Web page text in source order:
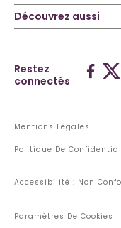
Découvrez aussi
Restez
connectés
Mentions Légales
Politique De
Accessibilité : Non
Paramètres De Cookies